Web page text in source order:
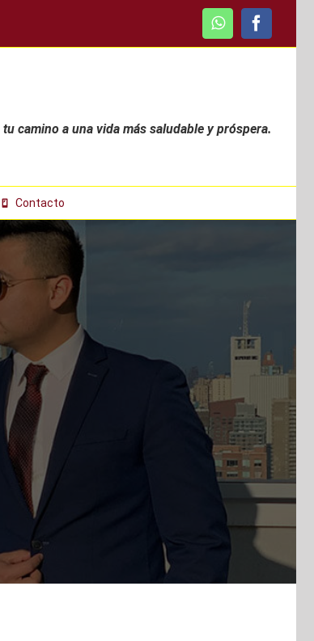
WhatsApp
camino a una vida más saludable y próspera.
Contacto